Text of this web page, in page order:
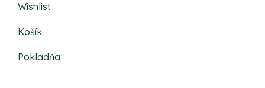
Wishlist
Košík
Pokladňa